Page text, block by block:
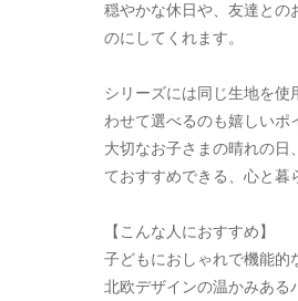
穏やかな休日や、友達との
のにしてくれます。
シリーズには同じ生地を使
わせて選べるのも嬉しいポ
大切なお子さまの晴れの日
ておすすめできる、心と暮
【こんな人におすすめ】
子どもにおしゃれで機能的
北欧デザインの温かみある